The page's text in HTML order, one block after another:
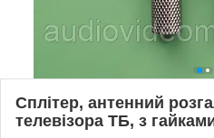
Сплітер, антенний
телевізора ТБ, з